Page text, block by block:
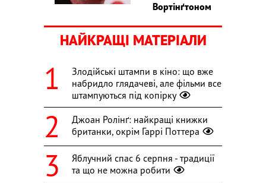
Вортінґтоном
НАЙКРАЩІ МАТЕРІАЛИ
Злодійські штампи в кіно: що вже
набридло глядачеві, але фільми все
штампуються під копірку
Джоан Ролінґ: найкращі книжки
британки, окрім Гаррі Поттера
Яблучний спас 6 серпня - традиції
та що не можна робити